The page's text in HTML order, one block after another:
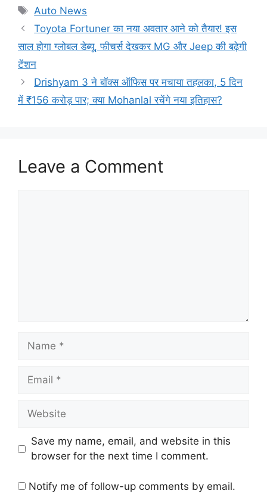
Tags
Auto News
Toyota Fortuner का नया अवतार आने को तैयार! इस
साल होगा ग्लोबल डेब्यू, फीचर्स देखकर MG और Jeep की बढ़ेगी
टेंशन
Drishyam 3 ने बॉक्स ऑफिस पर मचाया तहलका, 5 दिन
में ₹156 करोड़ पार; क्या Mohanlal रचेंगे नया इतिहास?
Leave a Comment
Name
Email
Website
Save my name, email, and website in this
browser for the next time I comment.
Notify me of follow-up comments by email.